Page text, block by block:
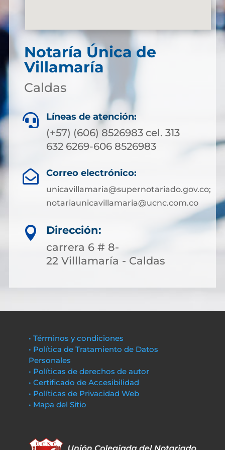
Notaría Única de
Villamaría
Caldas
 Líneas de atención:
(+57) (606) 8526983 cel. 313
632 6269-606 8526983
 Correo electrónico:
unicavillamaria@supernotariado.gov.co;
notariaunicavillamaria@ucnc.com.co

Dirección:
carrera 6 # 8-
22 Villlamaría - Caldas
• Términos y condiciones
• Política de Tratamiento de Datos
Personales
• Políticas de derechos de autor
• Certificado de Accesibilidad
• Políticas de Privacidad Web
• Mapa del Sitio